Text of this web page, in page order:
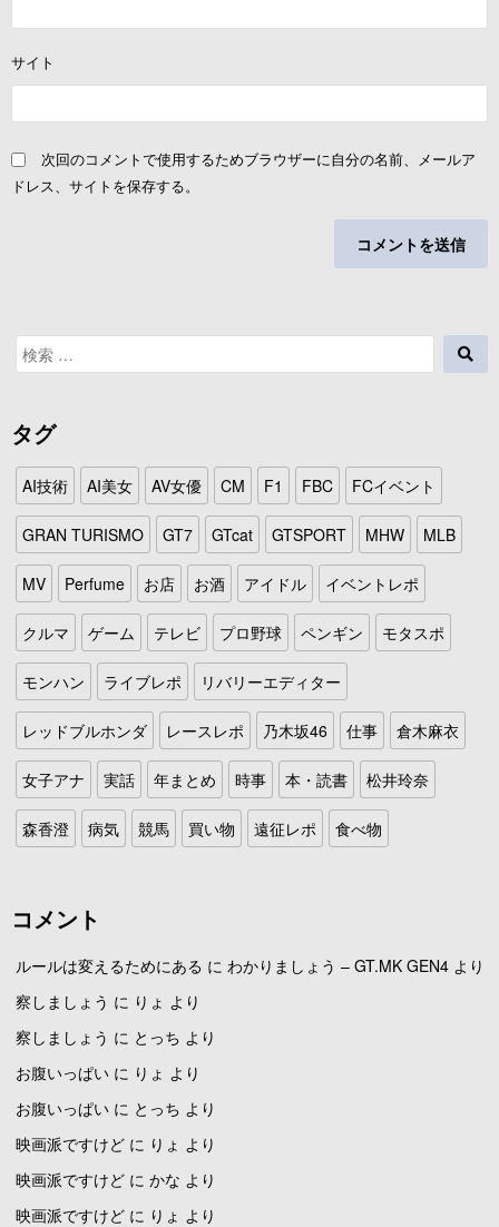
サイト
次回のコメントで使用するためブラウザーに自分の名前、メールア
ドレス、サイトを保存する。
検
索
索
タグ
AI技術 AI美女 AV女優 CM F1 FBC FCイベント
GRAN TURISMO GT7 GTcat GTSPORT MHW MLB
MV Perfume お店 お酒 アイドル イベントレポ
クルマ ゲーム テレビ プロ野球 ペンギン モタスポ
モンハン ライブレポ リバリーエディター
レッドブルホンダ レースレポ 乃木坂46 仕事 倉木麻衣
女子アナ 実話 年まとめ 時事 本・読書 松井玲奈
森香澄 病気 競馬 買い物 遠征レポ 食べ物
コメント
ルールは変えるためにある に わかりましょう – GT.MK GEN4 より
察しましょう に りょ より
察しましょう に とっち より
お腹いっぱい に りょ より
お腹いっぱい に とっち より
映画派ですけど に りょ より
映画派ですけど に かな より
映画派ですけど に りょ より